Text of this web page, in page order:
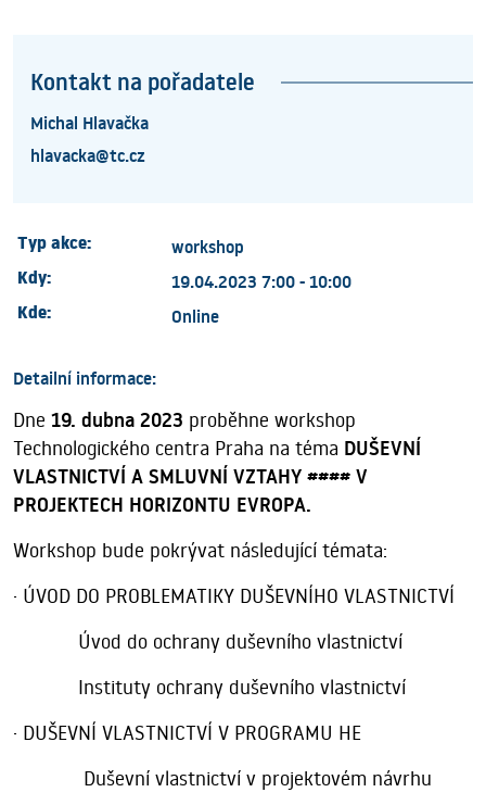
Kontakt na pořadatele
Michal Hlavačka
hlavacka@tc.cz
Typ akce: workshop
Kdy: 19.04.2023 7:00 - 10:00
Kde: Online
Detailní informace:
Dne 19. dubna 2023 proběhne workshop
Technologického centra Praha na téma DUŠEVNÍ
VLASTNICTVÍ A SMLUVNÍ VZTAHY #### V
PROJEKTECH HORIZONTU EVROPA.
Workshop bude pokrývat následující témata:
· ÚVOD DO PROBLEMATIKY DUŠEVNÍHO VLASTNICTVÍ
Úvod do ochrany duševního vlastnictví
Instituty ochrany duševního vlastnictví
· DUŠEVNÍ VLASTNICTVÍ V PROGRAMU HE
Duševní vlastnictví v projektovém návrhu